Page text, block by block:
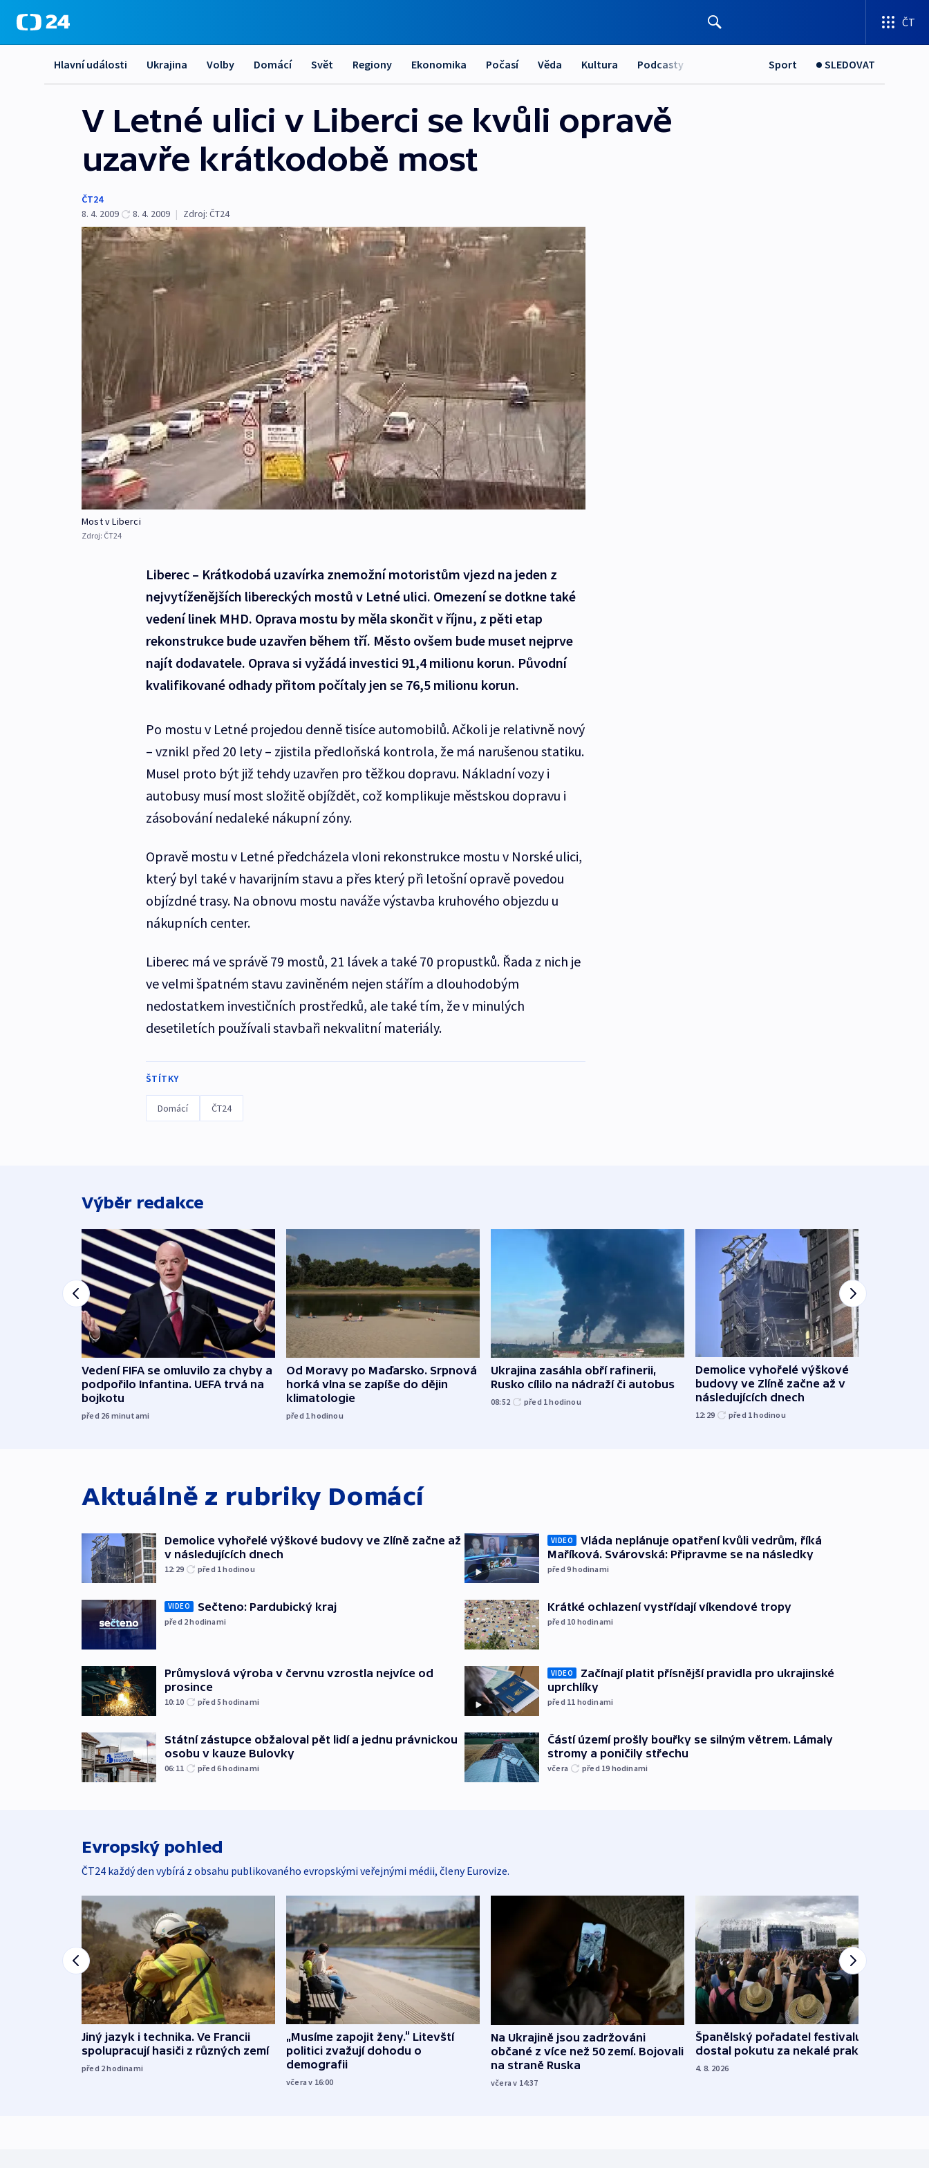
ČT
Hlavní události Ukrajina Volby Domácí Svět Regiony Ekonomika Počasí Věda Kultura Podcasty Sport SLEDOVAT
V Letné ulici v Liberci se kvůli opravě
uzavře krátkodobě most
ČT24
8. 4. 2009
8. 4. 2009 | Zdroj: ČT24
Most v Liberci
Zdroj: ČT24
Liberec – Krátkodobá uzavírka znemožní motoristům vjezd na jeden z
nejvytíženějších libereckých mostů v Letné ulici. Omezení se dotkne také
vedení linek MHD. Oprava mostu by měla skončit v říjnu, z pěti etap
rekonstrukce bude uzavřen během tří. Město ovšem bude muset nejprve
najít dodavatele. Oprava si vyžádá investici 91,4 milionu korun. Původní
kvalifikované odhady přitom počítaly jen se 76,5 milionu korun.
Po mostu v Letné projedou denně tisíce automobilů. Ačkoli je relativně nový
– vznikl před 20 lety – zjistila předloňská kontrola, že má narušenou statiku.
Musel proto být již tehdy uzavřen pro těžkou dopravu. Nákladní vozy i
autobusy musí most složitě objíždět, což komplikuje městskou dopravu i
zásobování nedaleké nákupní zóny.
Opravě mostu v Letné předcházela vloni rekonstrukce mostu v Norské ulici,
který byl také v havarijním stavu a přes který při letošní opravě povedou
objízdné trasy. Na obnovu mostu naváže výstavba kruhového objezdu u
nákupních center.
Liberec má ve správě 79 mostů, 21 lávek a také 70 propustků. Řada z nich je
ve velmi špatném stavu zaviněném nejen stářím a dlouhodobým
nedostatkem investičních prostředků, ale také tím, že v minulých
desetiletích používali stavbaři nekvalitní materiály.
ŠTÍTKY
Domácí ČT24
Výběr redakce
Vedení FIFA se omluvilo za chyby a
podpořilo Infantina. UEFA trvá na
bojkotu
před 26 minutami
Od Moravy po Maďarsko. Srpnová
horká vlna se zapíše do dějin
klimatologie
před 1hodinou
Ukrajina zasáhla obří rafinerii,
Rusko cílilo na nádraží či autobus
08:52 před 1hodinou
Demolice vyhořelé výškové
budovy ve Zlíně začne až v
následujících dnech
12:29 před 1hodinou
Aktuálně z rubriky Domácí
Demolice vyhořelé výškové budovy ve Zlíně začne až
v následujících dnech
12:29 před 1hodinou
VIDEO Sečteno: Pardubický kraj
před 2hodinami
Průmyslová výroba v červnu vzrostla nejvíce od
prosince
10:10 před 5hodinami
Státní zástupce obžaloval pět lidí a jednu právnickou
osobu v kauze Bulovky
06:11 před 6hodinami
VIDEO
Vláda neplánuje opatření kvůli vedrům, říká
Maříková. Svárovská: Připravme se na následky
před 9hodinami
Krátké ochlazení vystřídají víkendové tropy
před 10 hodinami
VIDEO
Začínají platit přísnější pravidla pro ukrajinské
uprchlíky
před 11 hodinami
Částí území prošly bouřky se silným větrem. Lámaly
stromy a poničily střechu
včera před 19 hodinami
Evropský pohled
ČT24 každý den vybírá z obsahu publikovaného evropskými veřejnými médii, členy Eurovize.
Jiný jazyk i technika. Ve Francii
spolupracují hasiči z různých zemí
před 2hodinami
„Musíme zapojit ženy.“ Litevští
politici zvažují dohodu o
demografii
včera v 16:00
Na Ukrajině jsou zadržováni
občané z více než 50 zemí. Bojovali
na straně Ruska
včera v 14:37
Španělský pořadatel festivalu
dostal pokutu za nekalé praktiky
4. 8. 2026